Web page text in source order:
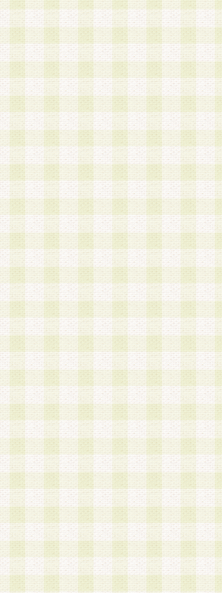
a.既に登録されている会員と同一のメールアドレ
録する場合
b.本サービスと同様のサービスを提供している企
業に従事していると思われる本人またはその家族
場合
c.その他当社が不適切と判断する場合
2.当社は、会員登録希望者を会員として承認する
した 場合、会員登録希望者による会員登録手続
による承認後の場合であっても、会員登録の取り
の抹消を、当社が適切と判 断する方法・手段に
とができるものとします。
3.会員登録希望者が18歳未満、成年被後見人、被
人 である場合は、親権者などの法定代理人の同
録を行うものとします。なお、義務教育学齢に該
者については、登録時に 当社が別途定める方法
権者による承認手続きを行うものとします。
第3条 会員の登録方法
1.会員登録手続きは、会員登録希望者本人が行う
る登録は一切認められないものとします。
2.会員登録希望者は、本規約に同意の後、当社指
画 面」において、当社が指定する必要事項を入
を行うものとします。当社は、会員登録を承認し
会員として本サービスを 受けるためのログイン
を付与します。
3.会員は、会員登録の際に申告する登録情報の全
いかなる虚偽の申告をも行ってはならないものと
4.会員は、複数のログインＩＤおよびパスワード
いものとします。
第4条 ログインIDおよびパスワードの管理
1.会員は、会員登録後、本サイト内にて本サービ
加する際には、前条に基づき当社から付与された
スワードを使用するものとします。
2.登録の際に当社が付与したログインIDおよびパ
の使用に関しては、全て会員本人がその責任を負
3.会員は、当社から付与されたログインIDおよび
貸与、名義変更、売買その他形態を問わず第三者
ならないものとします。
4.当社は、会員によるログインIDおよびパスワー
盗用など第三者の利用に伴う損害の発生について
き事由の有無、その他原因の如何を問わず、一切